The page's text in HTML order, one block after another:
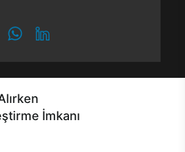
İmkanı